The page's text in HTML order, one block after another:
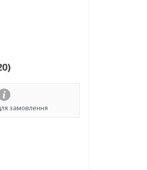
замовлення